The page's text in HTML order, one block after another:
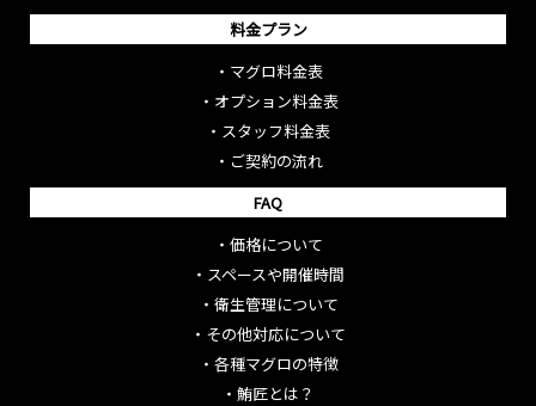
料金プラン
・ マグロ料金表
・ オプション料金表
・ スタッフ料金表
・ ご契約の流れ
FAQ
・ 価格について
・ スペースや開催時間
・ 衛生管理について
・ その他対応について
・ 各種マグロの特徴
・ 鮪匠とは？